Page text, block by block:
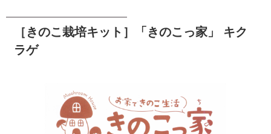
［きのこ栽培キット］「きのこっ家」 キク
ラゲ